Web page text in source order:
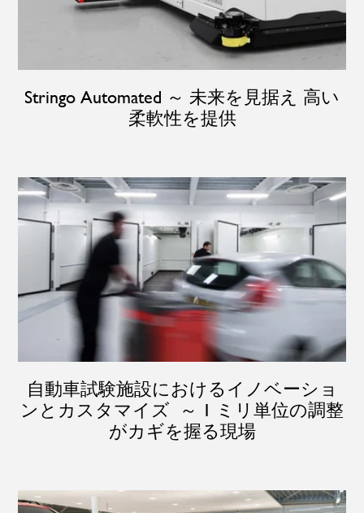
Stringo Automated ～ 未来を見据え 高い
柔軟性を提供
自動車試験施設におけるイノベーショ
ンとカスタマイズ ～ 1 ミリ単位の調整
がカギを握る現場